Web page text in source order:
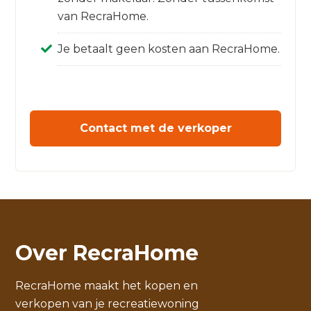
van RecraHome.
Je betaalt geen kosten aan RecraHome.
Contact met de verkoper
Over RecraHome
RecraHome maakt het kopen en
verkopen van je recreatiewoning